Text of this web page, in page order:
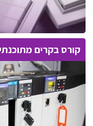
קורס בקרים